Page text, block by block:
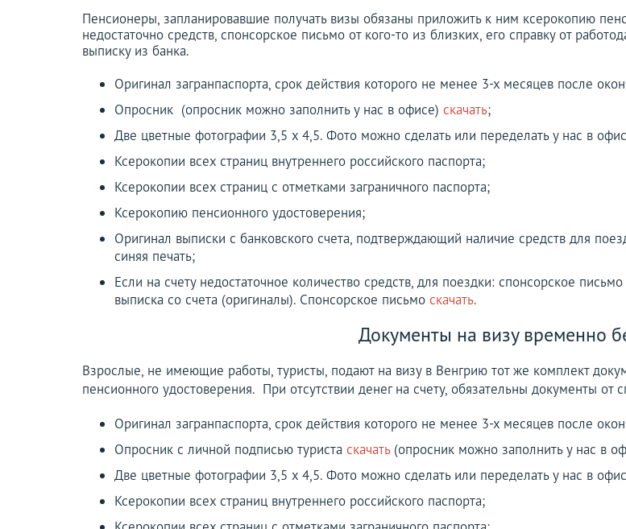
Пенсионеры, запланировавшие получать визы обязаны приложить к ним ксерокопию
недостаточно средств, спонсорское письмо от кого-то из близких, его справку от
выписку из банка.
Оригинал загранпаспорта, срок действия которого не менее 3-х месяцев после
Опросник (опросник можно заполнить у нас в офисе) скачать;
Две цветные фотографии 3,5 х 4,5. Фото можно сделать или переделать у нас в
Ксерокопии всех страниц внутреннего российского паспорта;
Ксерокопии всех страниц с отметками заграничного паспорта;
Ксерокопию пенсионного удостоверения;
Оригинал выписки с банковского счета, подтверждающий наличие средств для
синяя печать;
Если на счету недостаточное количество средств, для поездки: спонсорское
выписка со счета (оригиналы). Спонсорское письмо скачать.
Документы на визу временно
Взрослые, не имеющие работы, туристы, подают на визу в Венгрию тот же комплект
пенсионного удостоверения. При отсутствии денег на счету, обязательны документы от
Оригинал загранпаспорта, срок действия которого не менее 3-х месяцев после
Опросник с личной подписью туриста скачать (опросник можно заполнить у нас в
Две цветные фотографии 3,5 х 4,5. Фото можно сделать или переделать у нас в
Ксерокопии всех страниц внутреннего российского паспорта;